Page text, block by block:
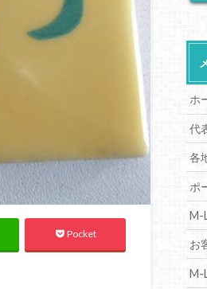
Pocket
ホ
代
各
ポ
M-
お
M-